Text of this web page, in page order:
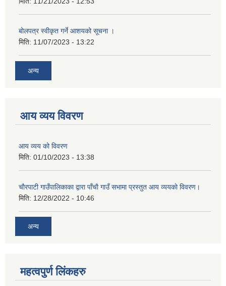
बोलपत्र स्वीकृत गर्ने आशयको सूचना ।
मिति: 11/07/2023 - 13:22
अन्य
आय व्यय विवरण
आय व्यय को विवरण
मिति: 01/10/2023 - 13:38
चाैरपाटी गाउँपालिकाका द्वारा पाँचाै गाउँ सभामा प्रस्तुत आय व्ययकाे विवरण।
मिति: 12/28/2022 - 10:46
अन्य
महत्वपुर्ण लि‌ंकहरु